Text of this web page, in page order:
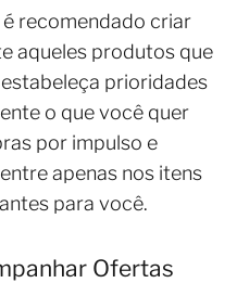
recomendado criar
aqueles produtos que
prioridades
o que você quer
por impulso e
apenas nos itens
para você.
Ofertas